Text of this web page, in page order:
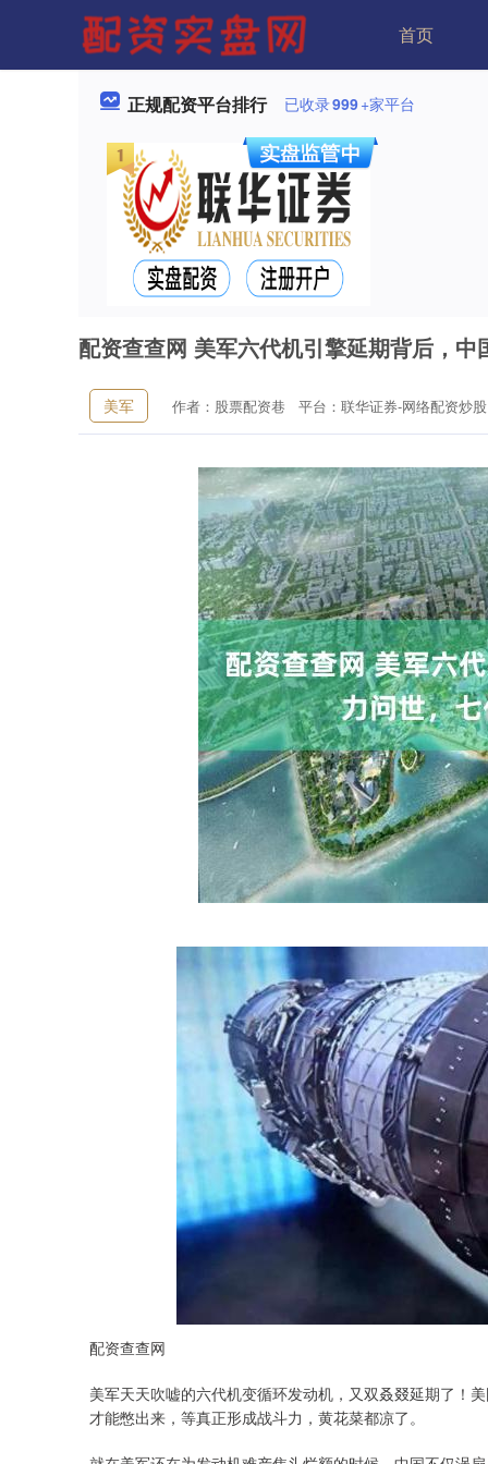
首页
正规配资平台排行 已收录999+家平台
配资查查网 美军六代机引擎延期背后，
美军 作者：股票配资巷 平台：联华证券-网络配资炒
配资查查网
美军天天吹嘘的六代机变循环发动机，又双叒叕延期了！
才能憋出来，等真正形成战斗力，黄花菜都凉了。